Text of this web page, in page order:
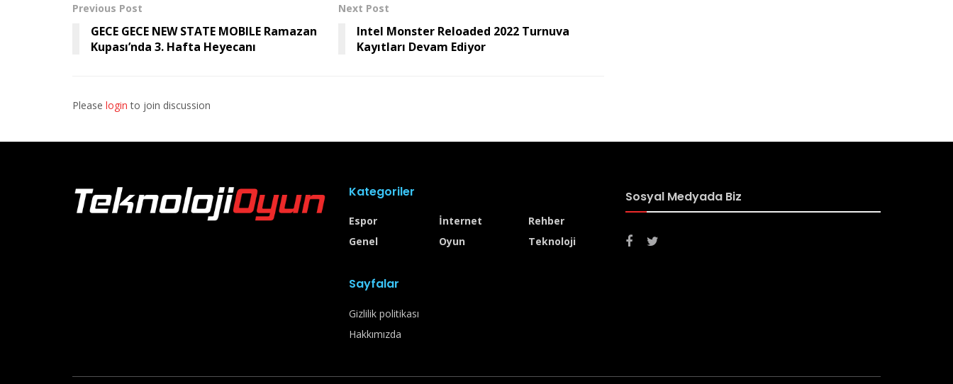
Previous Post
GECE GECE NEW STATE MOBILE Ramazan
Kupası’nda 3. Hafta Heyecanı
Next Post
Intel Monster Reloaded 2022 Turnuva
Kayıtları Devam Ediyor
Please login to join discussion
Kategoriler
Espor
Genel
İnternet
Oyun
Rehber
Teknoloji
Sayfalar
Gizlilik politikası
Hakkımızda
Sosyal Medyada Biz